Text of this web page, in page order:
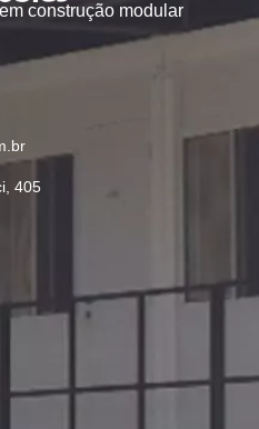
construção modular
405